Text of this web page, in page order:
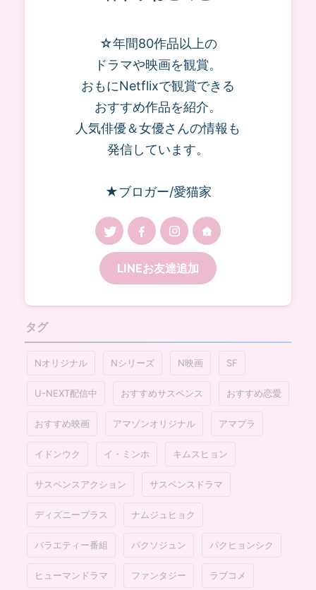
☆年間80作品以上の
ドラマや映画を観賞。
おもにNetflixで観賞できる
おすすめ作品を紹介。
人気俳優＆女優さんの情報も
発信しています。
★ブロガー/愛猫家
LINEお友達追加
タグ
Nオリジナル Nシリーズ N映画 SF
U-NEXT配信中 おすすめサスペンス おすすめ恋愛
おすすめ映画 アマゾンオリジナル アマプラ
イドンウク イ・ミンホ キムスヒョン
サスペンスアクション サスペンスドラマ
ディズニープラス ナムジュヒョク
バラエティー番組 パクソジュン パクヒョンシク
ヒューマンドラマ ファンタジー ラブコメ